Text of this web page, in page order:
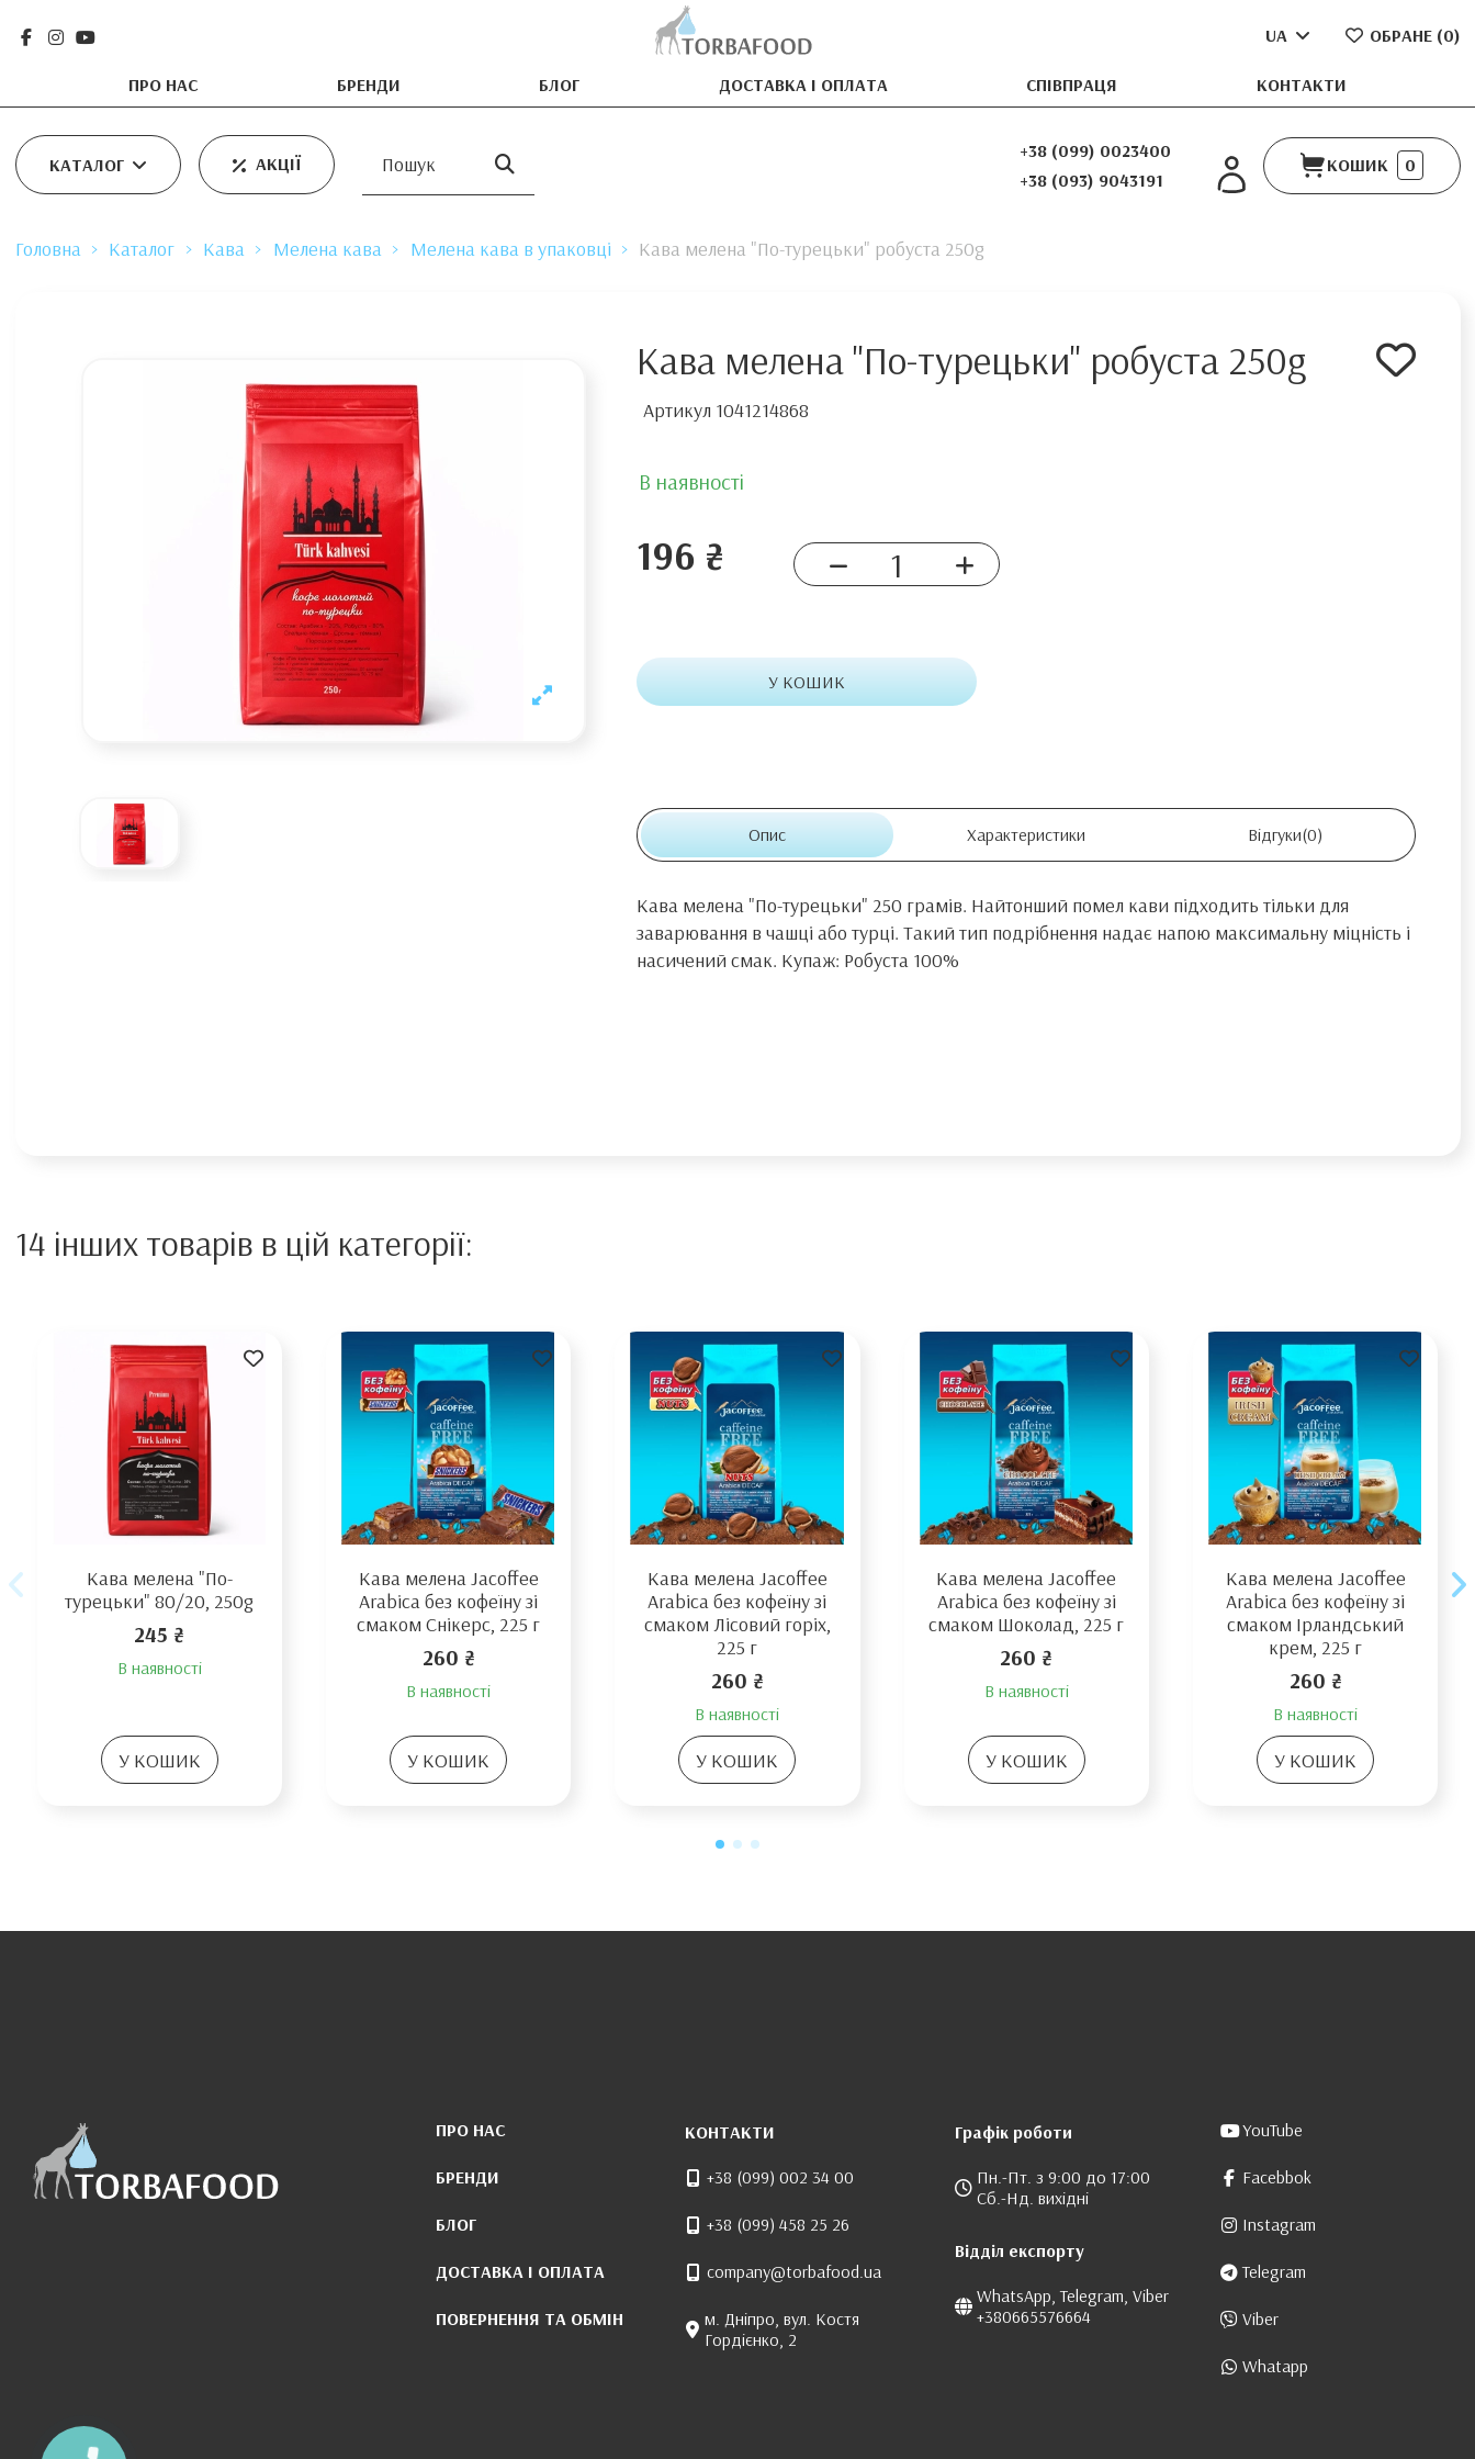
ПРО НАС БРЕНДИ БЛОГ ДОСТАВКА І ОПЛАТА СПІВПРАЦЯ КОНТАКТИ
UA ОБРАНЕ (0)
КАТАЛОГ АКЦІЇ
+38 (099) 0023400
+38 (093) 9043191
КОШИК 0
Головна Каталог Кава Мелена кава Мелена кава в упаковці Кава мелена "По-турецьки" робуста 250g
Кава мелена "По-турецьки" робуста 250g
Артикул 1041214868
В наявності
196 ₴
У КОШИК
Опис Характеристики Відгуки(0)
Кава мелена "По-турецьки" 250 грамів. Найтонший помел кави підходить тільки для
заварювання в чашці або турці. Такий тип подрібнення надає напою максимальну міцність і
насичений смак. Купаж: Робуста 100%
14 інших товарів в цій категорії:
Кава мелена "По-
турецьки" 80/20, 250g
245 ₴
В наявності
У КОШИК
Кава мелена Jacoffee
Arabica без кофеїну зі
смаком Снікерс, 225 г
260 ₴
В наявності
У КОШИК
Кава мелена Jacoffee
Arabica без кофеїну зі
смаком Лісовий горіх,
225 г
260 ₴
В наявності
У КОШИК
Кава мелена Jacoffee
Arabica без кофеїну зі
смаком Шоколад, 225 г
260 ₴
В наявності
У КОШИК
Кава мелена Jacoffee
Arabica без кофеїну зі
смаком Ірландський
крем, 225 г
260 ₴
В наявності
У КОШИК
ПРО НАС
БРЕНДИ
БЛОГ
ДОСТАВКА І ОПЛАТА
ПОВЕРНЕННЯ ТА ОБМІН
КОНТАКТИ
+38 (099) 002 34 00
+38 (099) 458 25 26
company@torbafood.ua
м. Дніпро, вул. Костя
Гордієнко, 2
Графік роботи
Пн.-Пт. з 9:00 до 17:00
Сб.-Нд. вихідні
Відділ експорту
WhatsApp, Telegram, Viber
+380665576664
YouTube
Facebbok
Instagram
Telegram
Viber
Whatapp